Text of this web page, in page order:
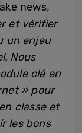
news,
et vérifier
un enjeu
Nous
clé en
» pour
classe et
les bons